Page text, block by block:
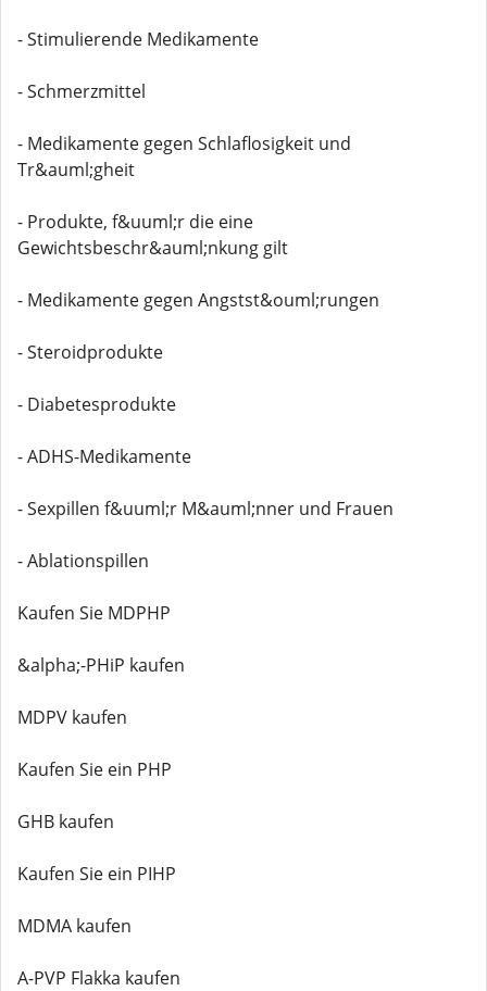
- Stimulierende Medikamente
- Schmerzmittel
- Medikamente gegen Schlaflosigkeit und
Tr&auml;gheit
- Produkte, f&uuml;r die eine
Gewichtsbeschr&auml;nkung gilt
- Medikamente gegen Angstst&ouml;rungen
- Steroidprodukte
- Diabetesprodukte
- ADHS-Medikamente
- Sexpillen f&uuml;r M&auml;nner und Frauen
- Ablationspillen
Kaufen Sie MDPHP
&alpha;-PHiP kaufen
MDPV kaufen
Kaufen Sie ein PHP
GHB kaufen
Kaufen Sie ein PIHP
MDMA kaufen
A-PVP Flakka kaufen